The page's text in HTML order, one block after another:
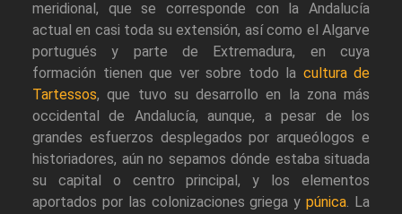
meridional, que se corresponde con la Andalucía
actual en casi toda su extensión, así como el Algarve
portugués y parte de Extremadura, en cuya
formación tienen que ver sobre todo la cultura de
Tartessos, que tuvo su desarrollo en la zona más
occidental de Andalucía, aunque, a pesar de los
grandes esfuerzos desplegados por arqueólogos e
historiadores, aún no sepamos dónde estaba situada
su capital o centro principal, y los elementos
aportados por las colonizaciones griega ypúnica. La